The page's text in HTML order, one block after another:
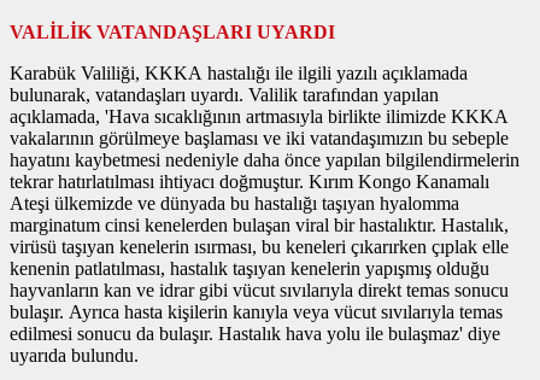
VALİLİK VATANDAŞLARI UYARDI
Karabük Valiliği, KKKA hastalığı ile ilgili yazılı açıklamada
bulunarak, vatandaşları uyardı. Valilik tarafından yapılan
açıklamada, 'Hava sıcaklığının artmasıyla birlikte ilimizde KKKA
vakalarının görülmeye başlaması ve iki vatandaşımızın bu sebeple
hayatını kaybetmesi nedeniyle daha önce yapılan bilgilendirmelerin
tekrar hatırlatılması ihtiyacı doğmuştur. Kırım Kongo Kanamalı
Ateşi ülkemizde ve dünyada bu hastalığı taşıyan hyalomma
marginatum cinsi kenelerden bulaşan viral bir hastalıktır. Hastalık,
virüsü taşıyan kenelerin ısırması, bu keneleri çıkarırken çıplak elle
kenenin patlatılması, hastalık taşıyan kenelerin yapışmış olduğu
hayvanların kan ve idrar gibi vücut sıvılarıyla direkt temas sonucu
bulaşır. Ayrıca hasta kişilerin kanıyla veya vücut sıvılarıyla temas
edilmesi sonucu da bulaşır. Hastalık hava yolu ile bulaşmaz' diye
uyarıda bulundu.